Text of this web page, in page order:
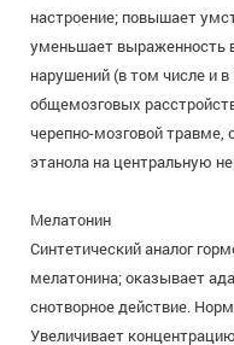
настроение; повышает
уменьшает выраженность
нарушений (в том числе и
общемозговых
черепно-мозговой травме,
этанола на центральную
Мелатонин
Синтетический аналог
мелатонина; оказывает
снотворное действие.
Увеличивает